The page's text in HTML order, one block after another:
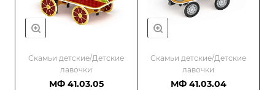
Скамьи детские/Детские
лавочки
МФ 41.03.05
Скамьи детские/Детские
лавочки
МФ 41.03.04